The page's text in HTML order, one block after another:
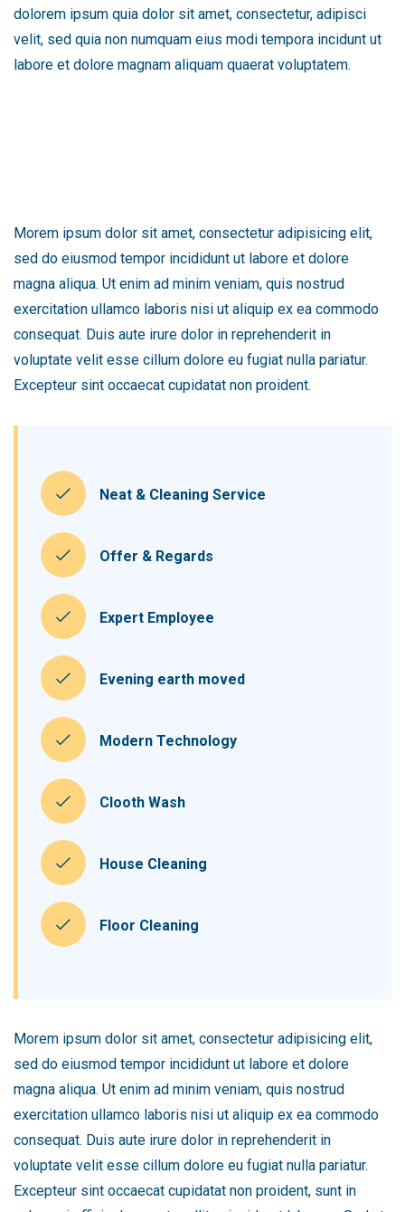
dolorem ipsum quia dolor sit amet, consectetur, adipisci
velit, sed quia non numquam eius modi tempora incidunt ut
labore et dolore magnam aliquam quaerat voluptatem.
Morem ipsum dolor sit amet, consectetur adipisicing elit,
sed do eiusmod tempor incididunt ut labore et dolore
magna aliqua. Ut enim ad minim veniam, quis nostrud
exercitation ullamco laboris nisi ut aliquip ex ea commodo
consequat. Duis aute irure dolor in reprehenderit in
voluptate velit esse cillum dolore eu fugiat nulla pariatur.
Excepteur sint occaecat cupidatat non proident.
Neat & Cleaning Service
Offer & Regards
Expert Employee
Evening earth moved
Modern Technology
Clooth Wash
House Cleaning
Floor Cleaning
Morem ipsum dolor sit amet, consectetur adipisicing elit,
sed do eiusmod tempor incididunt ut labore et dolore
magna aliqua. Ut enim ad minim veniam, quis nostrud
exercitation ullamco laboris nisi ut aliquip ex ea commodo
consequat. Duis aute irure dolor in reprehenderit in
voluptate velit esse cillum dolore eu fugiat nulla pariatur.
Excepteur sint occaecat cupidatat non proident, sunt in